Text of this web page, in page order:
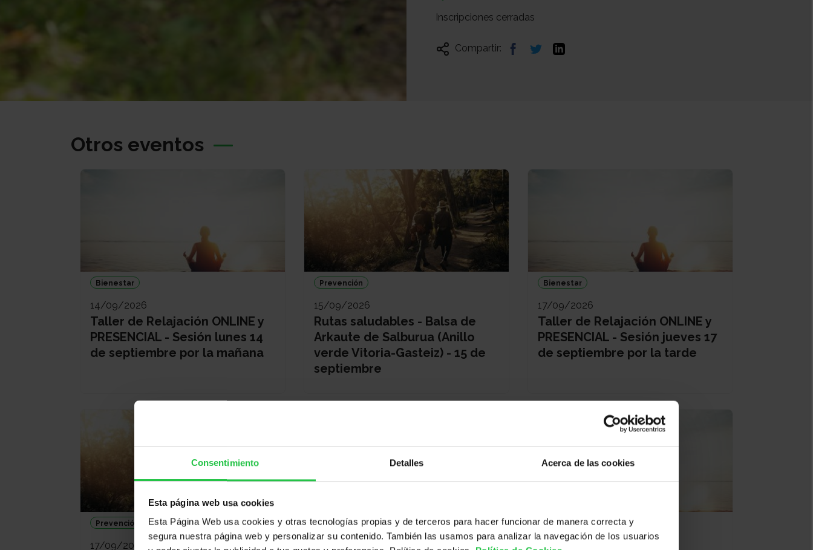
Consentimiento Detalles Acerca de las cookies
Esta página web usa cookies
Esta Página Web usa cookies y otras tecnologías propias y de terceros para hacer funcionar de manera correcta y
segura nuestra página web y personalizar su contenido. También las usamos para analizar la navegación de los usuarios
Inscripciones cerradas
Compartir:
Otros eventos
Bienestar
14/09/2026
Taller de Relajación ONLINE y
PRESENCIAL - Sesión lunes 14
de septiembre por la mañana
Prevención
15/09/2026
Rutas saludables - Balsa de
Arkaute de Salburua (Anillo
verde Vitoria-Gasteiz) - 15 de
septiembre
Bienestar
17/09/2026
Taller de Relajación ONLINE y
PRESENCIAL - Sesión jueves 17
de septiembre por la tarde
Prevención
17/09/2026
Prevención
18/09/2026
Bienestar
21/09/2026